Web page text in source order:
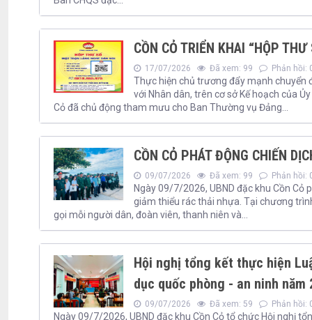
CỒN CỎ TRIỂN KHAI “HỘP
17/07/2026 Đã xem: 99 Phản hồi:
Thực hiện chủ trương đẩy mạnh chuyển
với Nhân dân, trên cơ sở Kế hoạch của
Cỏ đã chủ động tham mưu cho Ban Thường vụ Đảng...
CỒN CỎ PHÁT ĐỘNG CHIẾN
09/07/2026 Đã xem: 99 Phản hồi:
Ngày 09/7/2026, UBND đặc khu Cồn
giảm thiểu rác thải nhựa. Tại chương
gọi mỗi người dân, đoàn viên, thanh niên và...
Hội nghị tổng kết thực hiện
dục quốc phòng - an ninh năm
09/07/2026 Đã xem: 59 Phản hồi:
Ngày 09/7/2026, UBND đặc khu Cồn Cỏ tổ chức Hội nghị